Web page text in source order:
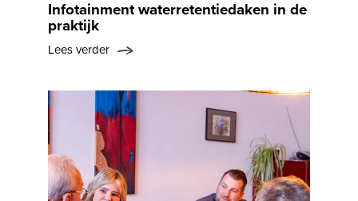
Infotainment waterretentiedaken in de
praktijk
Lees verder